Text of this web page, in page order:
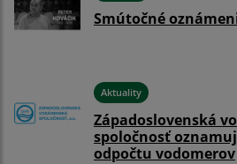
Smútočné
Aktuality
Západoslovenská
spoločnosť
odpočtu vodomerov